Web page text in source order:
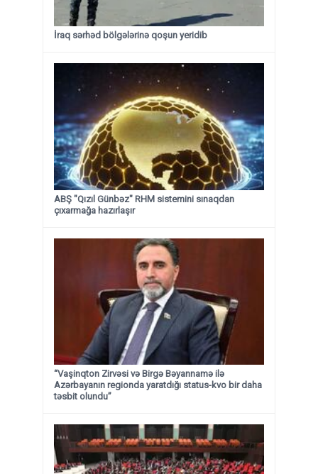
İraq sərhəd bölgələrinə qoşun yeridib
ABŞ "Qızıl Günbəz" RHM sistemini sınaqdan
çıxarmağa hazırlaşır
“Vaşinqton Zirvəsi və Birgə Bəyannamə ilə
Azərbayanın regionda yaratdığı status-kvo bir daha
təsbit olundu”